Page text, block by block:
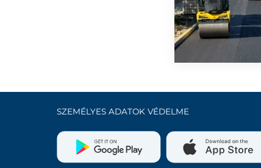
SZEMÉLYES ADATOK VÉDELME